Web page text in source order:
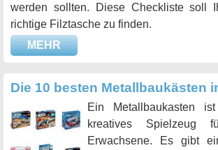
werden sollten. Diese Checkliste soll
richtige Filztasche zu finden.
MEHR
Die 10 besten Metallbaukästen
Ein Metallbaukasten
kreatives Spielzeug
Erwachsene. Es gibt